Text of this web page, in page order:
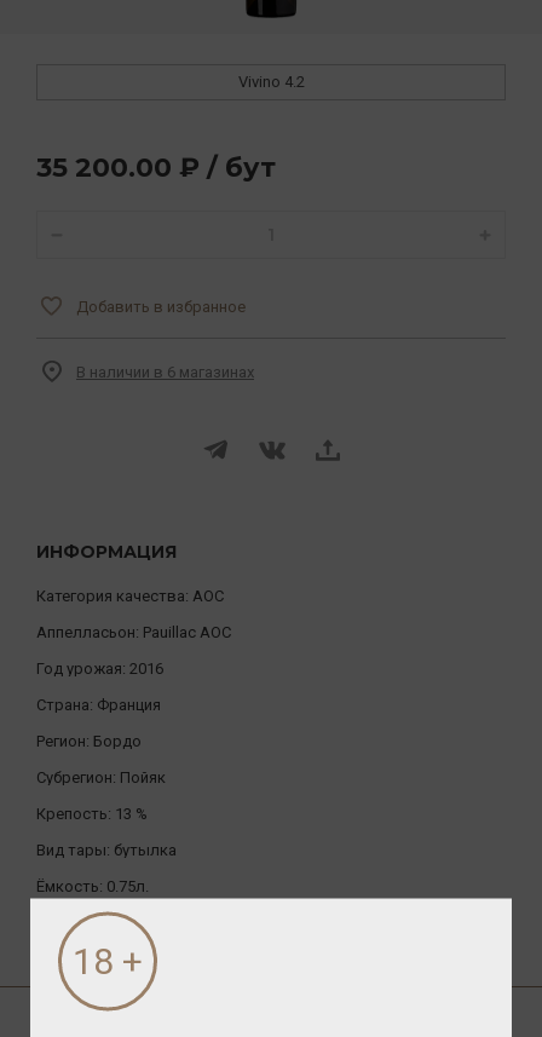
Vivino 4.2
ИНФОРМАЦИЯ
Категория качества: AOC
Аппелласьон: Pauillac AOC
Год урожая: 2016
Страна: Франция
Регион: Бордо
Субрегион: Пойяк
Крепость: 13 %
Вид тары: бутылка
Ёмкость: 0.75л.
ДРУГИЕ ТОВАРЫ БРЕНДА
35 200.00 ₽ / бут
Добавить в избранное
В наличии в 6 магазинах
О ТОВАРЕ